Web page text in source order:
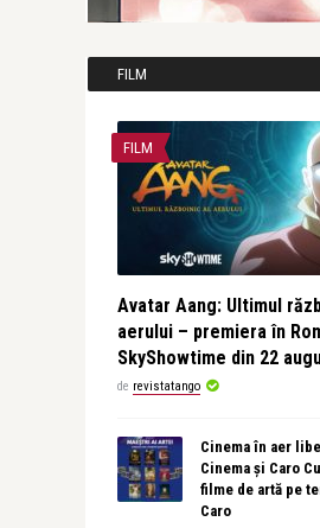
FILM
FILM
Avatar Aang: Ultimul
aerului – premiera în
SkyShowtime din 22
de revistatango
Cinema în aer
Cinema și Caro
filme de artă pe
Caro